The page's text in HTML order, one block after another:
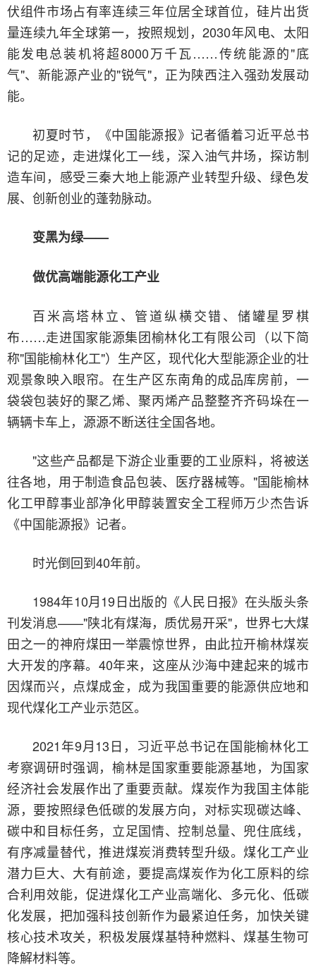
伏组件市场占有率连续三年位居全球首位，硅片出货
量连续九年全球第一，按照规划，2030年风电、太阳
能发电总装机将超8000万千瓦……传统能源的"底
气"、新能源产业的"锐气"，正为陕西注入强劲发展动
能。
初夏时节，《中国能源报》记者循着习近平总书
记的足迹，走进煤化工一线，深入油气井场，探访制
造车间，感受三秦大地上能源产业转型升级、绿色发
展、创新创业的蓬勃脉动。
变黑为绿——
做优高端能源化工产业
百米高塔林立、管道纵横交错、储罐星罗棋
布……走进国家能源集团榆林化工有限公司（以下简
称"国能榆林化工"）生产区，现代化大型能源企业的壮
观景象映入眼帘。在生产区东南角的成品库房前，一
袋袋包装好的聚乙烯、聚丙烯产品整整齐齐码垛在一
辆辆卡车上，源源不断送往全国各地。
"这些产品都是下游企业重要的工业原料，将被送
往各地，用于制造食品包装、医疗器械等。"国能榆林
化工甲醇事业部净化甲醇装置安全工程师万少杰告诉
《中国能源报》记者。
时光倒回到40年前。
1984年10月19日出版的《人民日报》在头版头条
刊发消息——"陕北有煤海，质优易开采"，世界七大煤
田之一的神府煤田一举震惊世界，由此拉开榆林煤炭
大开发的序幕。40年来，这座从沙海中建起来的城市
因煤而兴，点煤成金，成为我国重要的能源供应地和
现代煤化工产业示范区。
2021年9月13日，习近平总书记在国能榆林化工
考察调研时强调，榆林是国家重要能源基地，为国家
经济社会发展作出了重要贡献。煤炭作为我国主体能
源，要按照绿色低碳的发展方向，对标实现碳达峰、
碳中和目标任务，立足国情、控制总量、兜住底线，
有序减量替代，推进煤炭消费转型升级。煤化工产业
潜力巨大、大有前途，要提高煤炭作为化工原料的综
合利用效能，促进煤化工产业高端化、多元化、低碳
化发展，把加强科技创新作为最紧迫任务，加快关键
核心技术攻关，积极发展煤基特种燃料、煤基生物可
降解材料等。